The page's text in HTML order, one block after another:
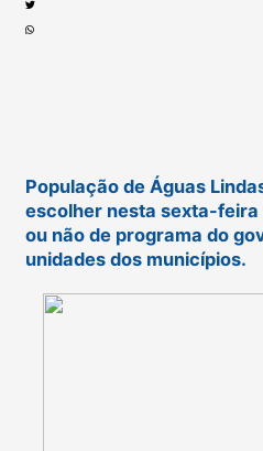
População de Águas
escolher nesta sexta-
ou não de programa do
unidades dos municípios.